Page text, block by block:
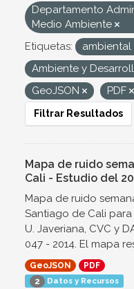
Departamento
Medio Ambiente
Etiquetas:
ambiental
Ambiente y
GeoJSON
PDF
Filtrar Resultados
Mapa de ruido
Cali - Estudio del
Mapa de ruido
Santiago de Cali
U. Javeriana, CVC y
047 - 2014. El mapa
GeoJSON
PDF
2 Datos y Recursos